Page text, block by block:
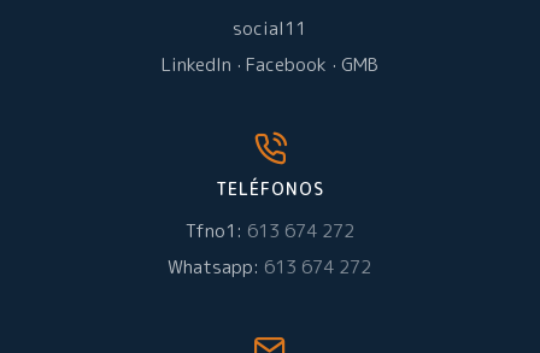
social11
LinkedIn · Facebook · GMB
TELÉFONOS
Tfno1: 613 674 272
Whatsapp: 613 674 272